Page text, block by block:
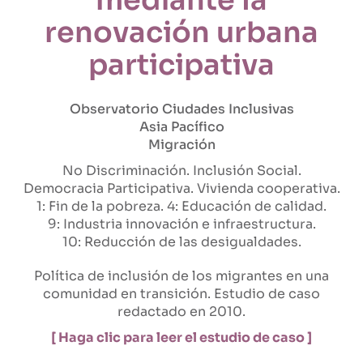
renovación urbana
participativa
Observatorio Ciudades Inclusivas
Asia Pacífico
Migración
No Discriminación Inclusión Social
Democracia Participativa Vivienda cooperativa
1: Fin de la pobreza 4: Educación de calidad
9: Industria innovación e infraestructura
10: Reducción de las desigualdades
Política de inclusión de los migrantes en una
comunidad en transición. Estudio de caso
redactado en 2010.
[ Haga clic para leer el estudio de caso ]